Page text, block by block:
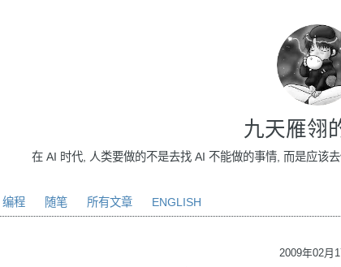
九天雁翎
在 AI 时代, 人类要做的不是去找 AI 不能做的事情, 而是应该
编程 随笔 所有文章 ENGLISH
2009年02月